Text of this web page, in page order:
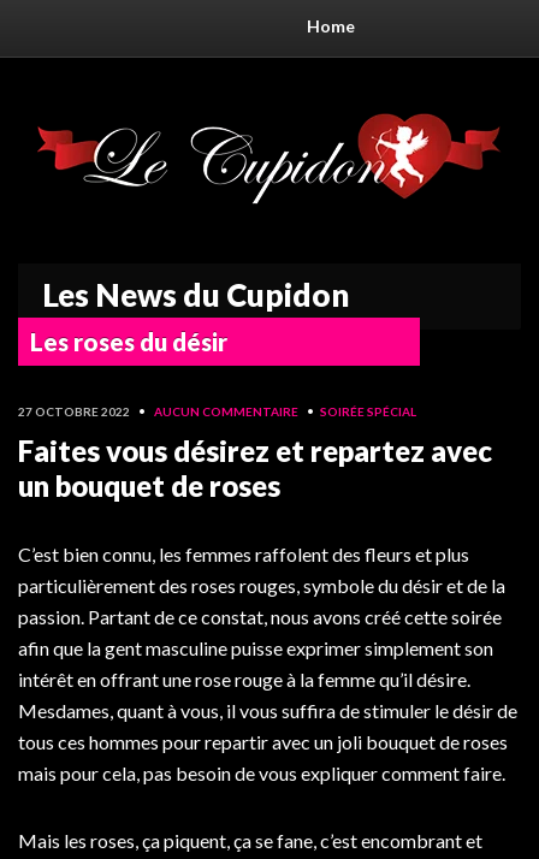
Home
Les News du Cupidon
Les roses du désir
27 OCTOBRE 2022 • AUCUN COMMENTAIRE • SOIRÉE SPÉCIAL
Faites vous désirez et repartez avec
un bouquet de roses
C’est bien connu, les femmes raffolent des fleurs et plus
particulièrement des roses rouges, symbole du désir et de la
passion. Partant de ce constat, nous avons créé cette soirée
afin que la gent masculine puisse exprimer simplement son
intérêt en offrant une rose rouge à la femme qu’il désire.
Mesdames, quant à vous, il vous suffira de stimuler le désir de
tous ces hommes pour repartir avec un joli bouquet de roses
mais pour cela, pas besoin de vous expliquer comment faire.
Mais les roses, ça piquent, ça se fane, c’est encombrant et